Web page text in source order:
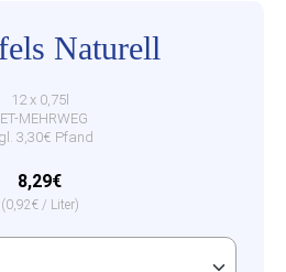
Naturell
12 x 0,75l
MEHRWEG
3,30€ Pfand
8,29€
(0,92€ / Liter)